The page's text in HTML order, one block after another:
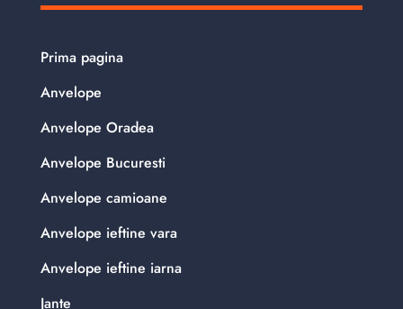
Prima pagina
Anvelope
Anvelope Oradea
Anvelope Bucuresti
Anvelope camioane
Anvelope ieftine vara
Anvelope ieftine iarna
Jante